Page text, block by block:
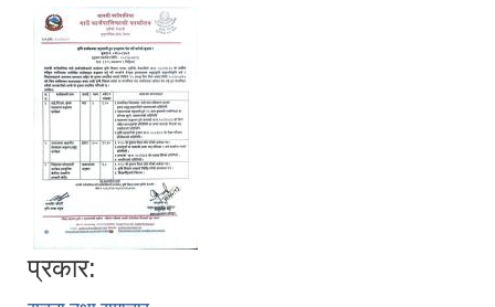
प्रकार: